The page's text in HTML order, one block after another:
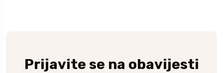
Prijavite se na obavijesti